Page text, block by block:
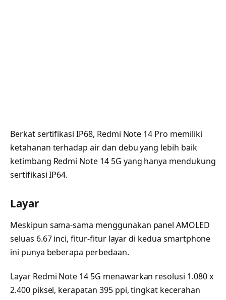
Berkat sertifikasi IP68, Redmi Note 14 Pro memiliki
ketahanan terhadap air dan debu yang lebih baik
ketimbang Redmi Note 14 5G yang hanya mendukung
sertifikasi IP64.
Layar
Meskipun sama-sama menggunakan panel AMOLED
seluas 6.67 inci, fitur-fitur layar di kedua smartphone
ini punya beberapa perbedaan.
Layar Redmi Note 14 5G menawarkan resolusi 1.080 x
2.400 piksel, kerapatan 395 ppi, tingkat kecerahan